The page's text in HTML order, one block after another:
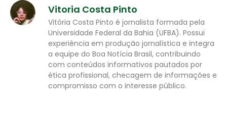
Vitoria Costa Pinto
Vitória Costa Pinto é jornalista formada pela
Universidade Federal da Bahia (UFBA). Possui
experiência em produção jornalística e integra
a equipe do Boa Notícia Brasil, contribuindo
com conteúdos informativos pautados por
ética profissional, checagem de informações e
compromisso com o interesse público.